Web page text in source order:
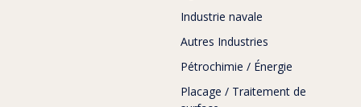
Industrie navale
Autres Industries
Pétrochimie / Énergie
Placage / Traitement de